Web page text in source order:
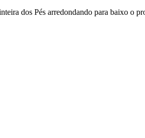
dos Pés arredondando para baixo o